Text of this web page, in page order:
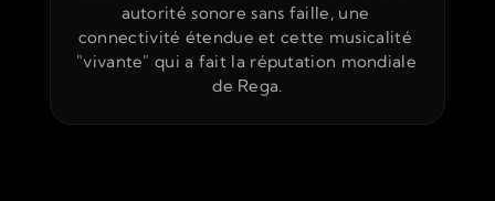
autorité sonore sans faille, une
connectivité étendue et cette musicalité
"vivante" qui a fait la réputation mondiale
de Rega.